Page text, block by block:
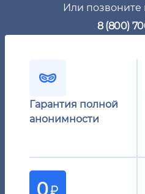
Или позвоните
8 (800)
Гарантия полной
анонимности